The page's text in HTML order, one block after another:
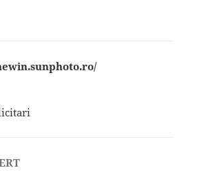
spune: